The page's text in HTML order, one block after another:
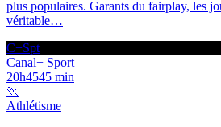
plus populaires. Garants du fairplay, les
véritable…
C+Spt
Canal+ Sport
20h4545 min
🏃
Athlétisme